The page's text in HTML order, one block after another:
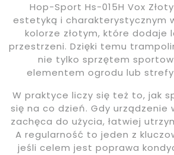
Hop-Sport Hs-015H Vox
estetyką i charakterystycznym
kolorze złotym, które dodaje
przestrzeni. Dzięki temu
nie tylko sprzętem
elementem ogrodu lub
W praktyce liczy się też to, jak
się na co dzień. Gdy urządzenie
zachęca do użycia, łatwiej
A regularność to jeden z
jeśli celem jest poprawa